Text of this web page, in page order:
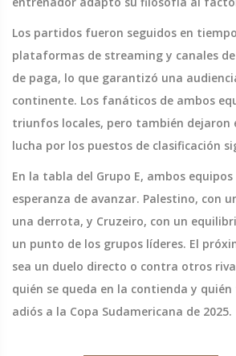
Los partidos fueron seguidos en
plataformas de streaming y canales
de paga, lo que garantizó una
continente. Los fanáticos de ambos
triunfos locales, pero también dejaron
lucha por los puestos de clasificación
En la tabla del Grupo E, ambos
esperanza de avanzar. Palestino, con
una derrota, y Cruzeiro, con un
un punto de los grupos líderes. El
sea un duelo directo o contra otros
quién se queda en la contienda y
adiós a la Copa Sudamericana de 2025.